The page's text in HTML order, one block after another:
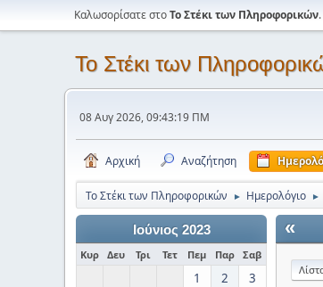
Καλωσορίσατε στοΤο Στέκι των Πληροφορικών.
Το Στέκι των
08 Αυγ 2026, 09:43:19 ΠΜ
Αρχική Αναζήτηση
Το Στέκι των Πληροφορικών ► Ημερολόγιο ►
Ιούνιος 2023
Κυρ Δευ Τρι Τετ Πεμ Παρ Σαβ
1 2
3
«